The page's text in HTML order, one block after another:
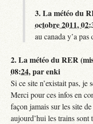
3.La météo du
octobre 2011,
au canada y’a
2.La météo du RER
08:24,parenki
Si ce site n’existait pas, je
Merci pour ces infos en
façon jamais sur les site
aujourd’hui les trains